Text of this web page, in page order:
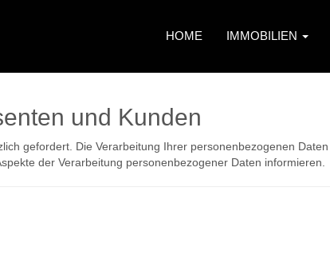
HOME IMMOBILIEN
und Kunden
gefordert. Die Verarbeitung Ihrer personenbezogenen
der Verarbeitung personenbezogener Daten informieren.